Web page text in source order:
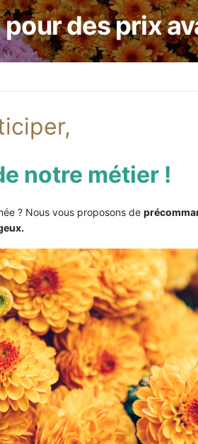
des prix
notre métier !
? Nous vous proposons de